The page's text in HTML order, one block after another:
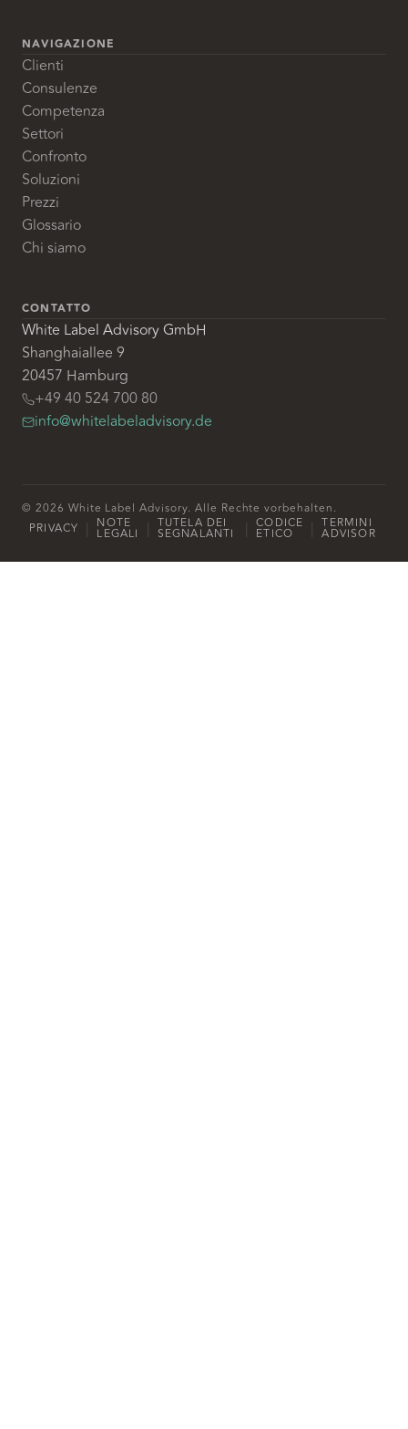
NAVIGAZIONE
Clienti
Consulenze
Competenza
Settori
Confronto
Soluzioni
Prezzi
Glossario
Chi siamo
CONTATTO
White Label Advisory GmbH
Shanghaiallee 9
20457 Hamburg
+49 40 524 700 80
info@whitelabeladvisory.de
© 2026 White Label Advisory. Alle Rechte vorbehalten.
PRIVACY
NOTE
LEGALI
TUTELA DEI
SEGNALANTI
CODICE
ETICO
TERMINI
ADVISOR